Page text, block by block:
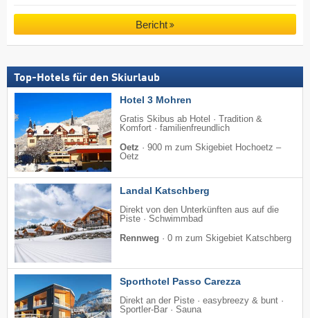
Bericht
Top-Hotels für den Skiurlaub
Hotel 3 Mohren
Gratis Skibus ab Hotel · Tradition &
Komfort · familienfreundlich
Oetz · 900 m zum Skigebiet Hochoetz –
Oetz
Landal Katschberg
Direkt von den Unterkünften aus auf die
Piste · Schwimmbad
Rennweg · 0 m zum Skigebiet Katschberg
Sporthotel Passo Carezza
Direkt an der Piste · easybreezy & bunt ·
Sportler-Bar · Sauna